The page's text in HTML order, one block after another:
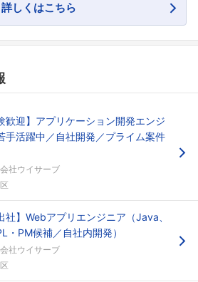
詳しくはこちら
歓迎】アプリケーション開発エンジ
手活躍中／自社開発／プライム案件
社ウイサーブ
社】Webアプリエンジニア（Java、
・PM候補／自社内開発）
社ウイサーブ